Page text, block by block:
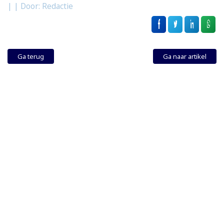
| | Door: Redactie
Ga terug Ga naar artikel